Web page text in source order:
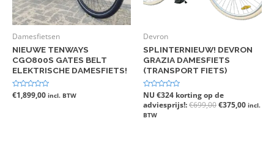
Damesfietsen
NIEUWE TENWAYS
CGO800S GATES BELT
ELEKTRISCHE DAMESFIETS!
Gewaardeerd
€1,899,00 incl. BTW
Devron
SPLINTERNIEUW! DEVRON
GRAZIA DAMESFIETS
(TRANSPORT FIETS)
Gewaardeerd
uit
5
NU €324 korting op de
adviesprijs!:€699,00€375,00 incl.
BTW